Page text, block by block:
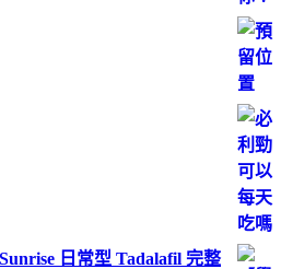
日常型 Tadalafil 完整